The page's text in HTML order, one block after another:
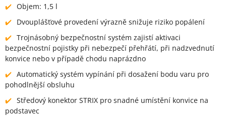
Objem: 1,5 l
Dvouplášťové provedení výrazně snižuje riziko popálení
Trojnásobný bezpečnostní systém zajistí aktivaci
bezpečnostní pojistky při nebezpečí přehřátí, při nadzvednutí
konvice nebo v případě chodu naprázdno
Automatický systém vypínání při dosažení bodu varu pro
pohodlnější obsluhu
Středový konektor STRIX pro snadné umístění konvice na
podstavec